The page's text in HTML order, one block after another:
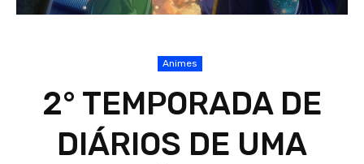
Animes
2° TEMPORADA DE
DIÁRIOS DE UMA